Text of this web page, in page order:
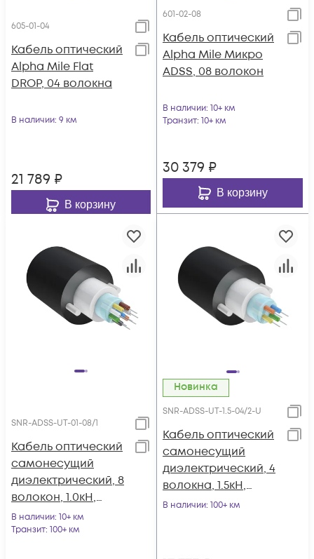
605-01-04
Кабель оптический
Alpha Mile Flat
DROP, 04 волокна
В наличии: 9 км
21 789 ₽
В корзину
601-02-08
Кабель оптический
Alpha Mile Микро
ADSS, 08 волокон
В наличии: 10+ км
Транзит: 10+ км
30 379 ₽
В корзину
SNR-ADSS-UT-01-08/1
Кабель оптический
самонесущий
диэлектрический, 8
волокон, 1.0кН,
5.0мм, катушка 1км.
В наличии: 10+ км
Транзит: 100+ км
Новинка
SNR-ADSS-UT-1.5-04/2-U
Кабель оптический
самонесущий
диэлектрический, 4
волокна, 1.5кН,
катушка 2км.
В наличии: 100+ км